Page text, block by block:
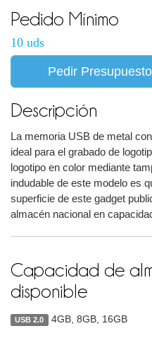
Pedido Mínimo
10 uds
Pedir Presupuesto
Descripción
La memoria USB de metal
ideal para el grabado de
logotipo en color mediante
indudable de este modelo es
superficie de este gadget
almacén nacional en
Capacidad de
disponible
USB 2.0 4GB, 8GB, 16GB